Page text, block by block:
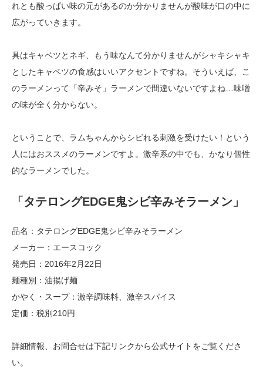
れとも酸っぱい味の元があるのか分かりませんが酸味が口の中に
広がっていきます。
具はキャベツとネギ、もう味なんて分かりませんがシャキシャキ
としたキャベツの食感はいいアクセントですね。そういえば、こ
のラーメンって「辛みそ」ラーメンで間違いないですよね…味噌
の味が全く分からない。
ということで、ラムちゃんからシビれる刺激を受けたい！という
人にはおススメのラーメンですよ。激辛系の中でも、かなり個性
的なラーメンでした。
「タテロングEDGE鬼シビ辛みそラーメン」
品名：タテロングEDGE鬼シビ辛みそラーメン
メーカー：エースコック
発売日：2016年2月22日
麺種別：油揚げ麺
かやく・スープ：激辛調味料、激辛スパイス
定価：税別210円
詳細情報、お問合せは下記リンクから公式サイトをご覧くださ
い。